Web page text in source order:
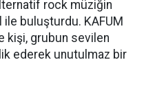
rock müziğin
ile buluşturdu. KAFUM
kişi, grubun sevilen
ederek unutulmaz bir